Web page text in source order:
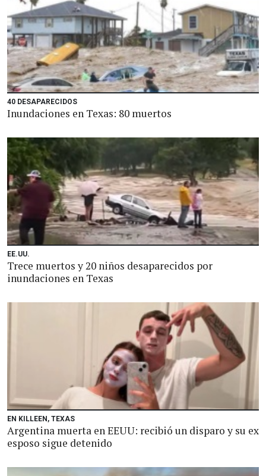
40 DESAPARECIDOS
Inundaciones en Texas: 80 muertos
EE.UU.
Trece muertos y 20 niños desaparecidos por
inundaciones en Texas
EN KILLEEN, TEXAS
Argentina muerta en EEUU: recibió un disparo y su ex
esposo sigue detenido